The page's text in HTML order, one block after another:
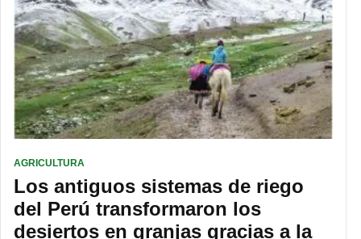
AGRICULTURA
Los antiguos sistemas de riego
del Perú transformaron los
desiertos en granjas gracias a la